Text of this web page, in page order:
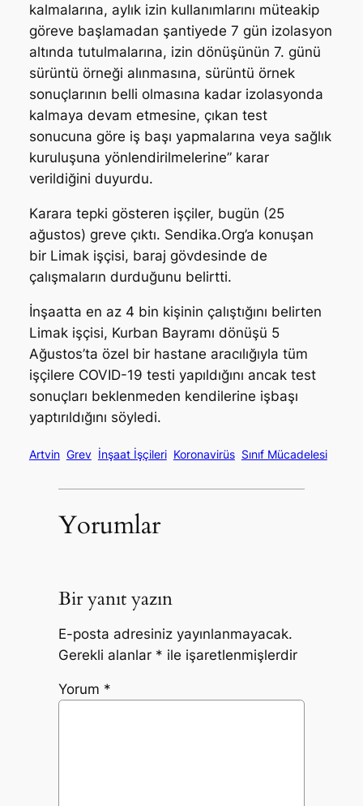
kalmalarına, aylık izin kullanımlarını müteakip
göreve başlamadan şantiyede 7 gün izolasyon
altında tutulmalarına, izin dönüşünün 7. günü
sürüntü örneği alınmasına, sürüntü örnek
sonuçlarının belli olmasına kadar izolasyonda
kalmaya devam etmesine, çıkan test
sonucuna göre iş başı yapmalarına veya sağlık
kuruluşuna yönlendirilmelerine” karar
verildiğini duyurdu.
Karara tepki gösteren işçiler, bugün (25
ağustos) greve çıktı. Sendika.Org’a konuşan
bir Limak işçisi, baraj gövdesinde de
çalışmaların durduğunu belirtti.
İnşaatta en az 4 bin kişinin çalıştığını belirten
Limak işçisi, Kurban Bayramı dönüşü 5
Ağustos’ta özel bir hastane aracılığıyla tüm
işçilere COVID-19 testi yapıldığını ancak test
sonuçları beklenmeden kendilerine işbaşı
yaptırıldığını söyledi.
Artvin Grev İnşaat İşçileri Koronavirüs Sınıf Mücadelesi
Yorumlar
Bir yanıt yazın
E-posta adresiniz yayınlanmayacak.
Gerekli alanlar * ile işaretlenmişlerdir
Yorum *